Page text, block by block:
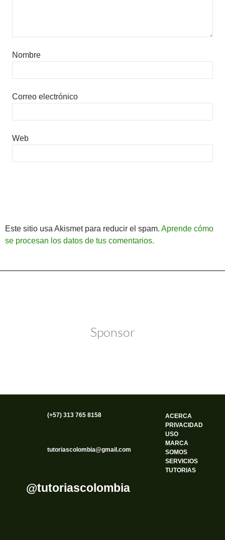
Nombre
Correo electrónico
Web
Este sitio usa Akismet para reducir el spam. Aprende cómo
se procesan los datos de tus comentarios.
Sponsor
(+57) 313 765 8158
tutoriascolombia@gmail.com
@tutoriascolombia
ACERCA
PRIVACIDAD
USO
MARCA
SOMOS
SERVICIOS
TUTORIAS